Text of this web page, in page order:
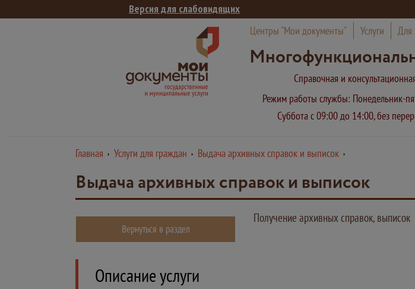
Версия для слабовидящих
Центры "Мои документы" Услуги Для
Справочная и
Режим работы службы: Понедельник-
Суббота с 09:00 до 14:00, без
Главная Услуги для граждан Выдача архивных справок и выписок
Выдача архивных справок и выписок
Вернуться в раздел
Получение архивных справок, выписок
Описание услуги